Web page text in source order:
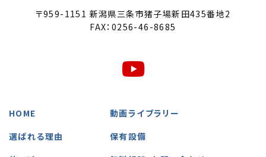
〒959-1151 新潟県三条市猪子場新田435番地2
FAX：0256-46-8685
HOME
選ばれる理由
動画ライブラリー
保有設備